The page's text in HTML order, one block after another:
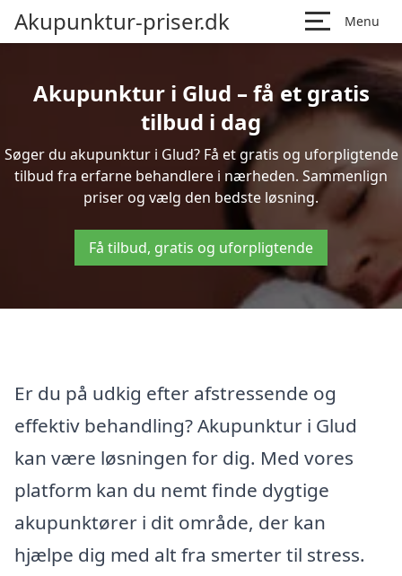
Akupunktur-priser.dk Menu
Akupunktur i Glud – få et gratis
tilbud i dag
Søger du akupunktur i Glud? Få et gratis og uforpligtende
tilbud fra erfarne behandlere i nærheden. Sammenlign
priser og vælg den bedste løsning.
Få tilbud, gratis og uforpligtende
Er du på udkig efter afstressende og
effektiv behandling? Akupunktur i Glud
kan være løsningen for dig. Med vores
platform kan du nemt finde dygtige
akupunktører i dit område, der kan
hjælpe dig med alt fra smerter til stress.